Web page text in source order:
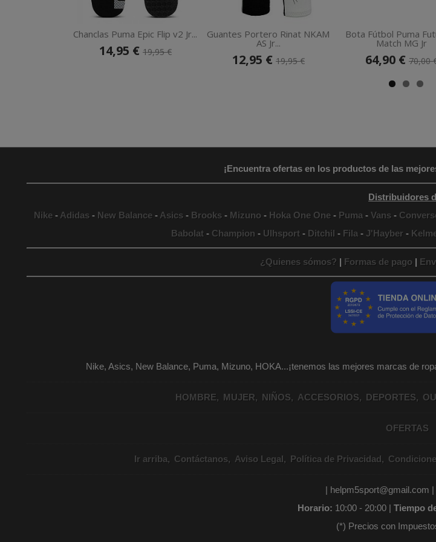
Chanclas Puma Epic Flip v2 Jr...
14,95 € 19,95 €
Guantes Portero Rinat NKAM
AS Jr...
12,95 € 19,95 €
Bota Fútbol Puma
Match MG Jr
64,90 € 70,00
¡Encuentra ofertas en los productos de las
Distribuidores
Nike- Adidas- New Balance- Asics- Brooks- Mizuno- Hoka One One- Puma - Vans-
Babolat - Champion - Ulhsport - Ditchil - Fila - J'Hayber -
¿Quienes sómos? | Formas de pago|
Nike, Asics, New Balance, Puma, Mizuno, HOKA...¡tenemos las mejores marcas de
HOMBRE MUJER NIÑOS ACCESORIOS DEPORTES
OFERTAS
Ir arriba Contáctanos Aviso Legal Política de Privacidad
| helpm5sport@gmail.com |
Horario: 10:00 - 20:00 | Tiempo
(*) Precios con